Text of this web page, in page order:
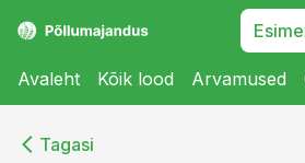
Avaleht Kõik lood Arvamused
Tagasi